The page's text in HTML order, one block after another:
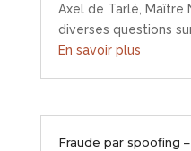
Axel de Tarlé, Maître
diverses questions
En savoir plus
Fraude par spoofing